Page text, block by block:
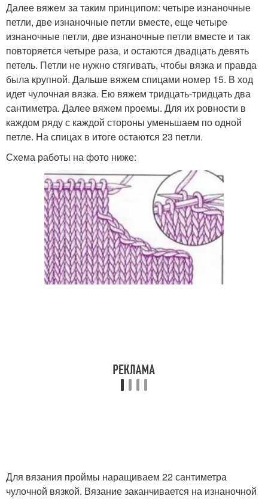
Далее вяжем за таким принципом: четыре изнаночные
петли, две изнаночные петли вместе, еще четыре
изнаночные петли, две изнаночные петли вместе и так
повторяется четыре раза, и остаются двадцать девять
петель. Петли не нужно стягивать, чтобы вязка и правда
была крупной. Дальше вяжем спицами номер 15. В ход
идет чулочная вязка. Ею вяжем тридцать-тридцать два
сантиметра. Далее вяжем проемы. Для их ровности в
каждом ряду с каждой стороны уменьшаем по одной
петле. На спицах в итоге остаются 23 петли.
Схема работы на фото ниже:
Для вязания проймы наращиваем 22 сантиметра
чулочной вязкой. Вязание заканчивается на изнаночной